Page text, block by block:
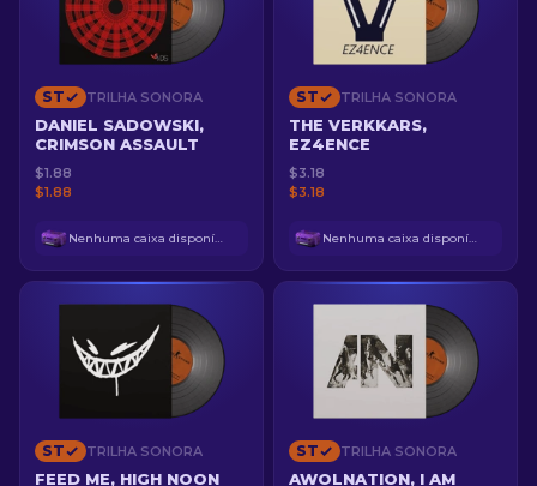
ST TRILHA SONORA
DANIEL SADOWSKI,
CRIMSON ASSAULT
$1.88
$1.88
Nenhuma caixa disponível
ST TRILHA SONORA
THE VERKKARS,
EZ4ENCE
$3.18
$3.18
Nenhuma caixa disponível
ST TRILHA SONORA
FEED ME, HIGH NOON
ST TRILHA SONORA
AWOLNATION, I AM